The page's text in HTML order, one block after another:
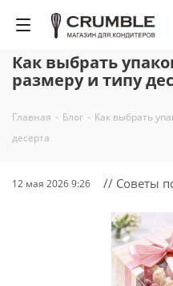
Как выбрать
размеру и типу
Главная - Блог - Как выбрать
десерта
12 мая 2026 9:26 // Советы